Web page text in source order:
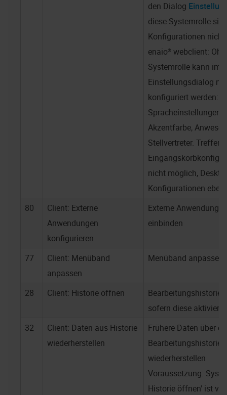
den Dialog
diese Systemrolle
Konfigurationen
enaio® webclient:
Systemrolle kann im
Einstellungsdialog
konfiguriert werden:
Spracheinstellungen,
Akzentfarbe,
Stellvertreter.
nicht möglich,
Konfigurationen
80
Client: Externe
Anwendungen
konfigurieren
Externe
einbinden
77
Client: Menüband
anpassen
Menüband anpassen
28 Client: Historie öffnen
Bearbeitungshistorie
sofern diese aktiviert
32
Client: Daten aus Historie
wiederherstellen
Frühere Daten über
Bearbeitungshistorie
wiederherstellen
Voraussetzung:
Historie öffnen' ist